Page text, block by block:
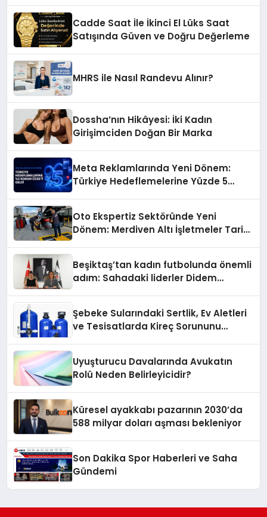
Cadde Saat İle İkinci El Lüks Saat
Satışında Güven ve Doğru Değerleme
MHRS ile Nasıl Randevu Alınır?
Dossha’nın Hikâyesi: İki Kadın
Girişimciden Doğan Bir Marka
Meta Reklamlarında Yeni Dönem:
Türkiye Hedeflemelerine Yüzde 5
Oto Ekspertiz Sektöründe Yeni
Dönem: Merdiven Altı İşletmeler Tarih
Beşiktaş’tan kadın futbolunda önemli
adım: Sahadaki liderler Didem
Şebeke Sularındaki Sertlik, Ev Aletleri
ve Tesisatlarda Kireç Sorununu
Uyuşturucu Davalarında Avukatın
Rolü Neden Belirleyicidir?
Küresel ayakkabı pazarının 2030’da
588 milyar doları aşması bekleniyor
Son Dakika Spor Haberleri ve Saha
Gündemi